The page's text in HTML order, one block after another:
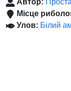
Автор:
Місце
Улов: Білий